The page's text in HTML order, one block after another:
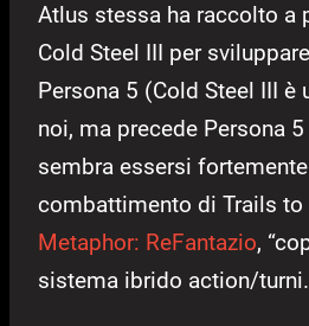
Atlus stessa ha raccolto a
Cold Steel III per
Persona 5 (Cold Steel III è
noi, ma precede Persona
sembra essersi
combattimento di Trails to
Metaphor: ReFantazio,
sistema ibrido action/turni.